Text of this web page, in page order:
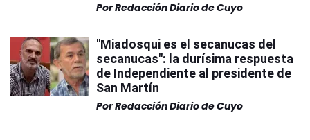
PorRedacción Diario de Cuyo
"Miadosqui es el secanucas del
secanucas": la durísima respuesta
de Independiente al presidente de
San Martín
PorRedacción Diario de Cuyo